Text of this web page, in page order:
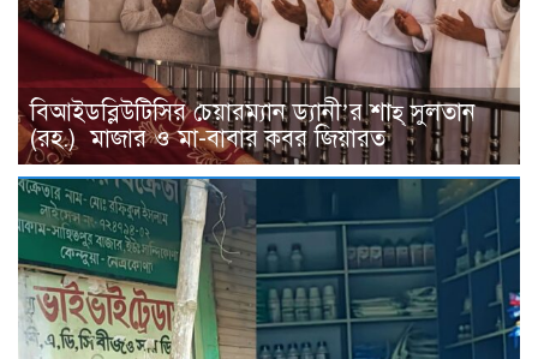
বিআইডব্লিউটিসির চেয়ারম্যান ড্যানী’র শাহ্ সুলতান
(রহ.) মাজার ও মা-বাবার কবর জিয়ারত